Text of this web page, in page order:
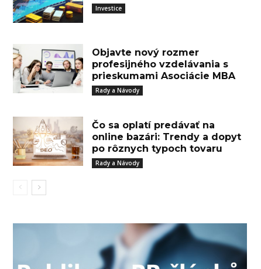
Investice
Objavte nový rozmer
profesijného vzdelávania s
prieskumami Asociácie MBA
Rady a Návody
Čo sa oplatí predávať na
online bazári: Trendy a dopyt
po rôznych typoch tovaru
Rady a Návody